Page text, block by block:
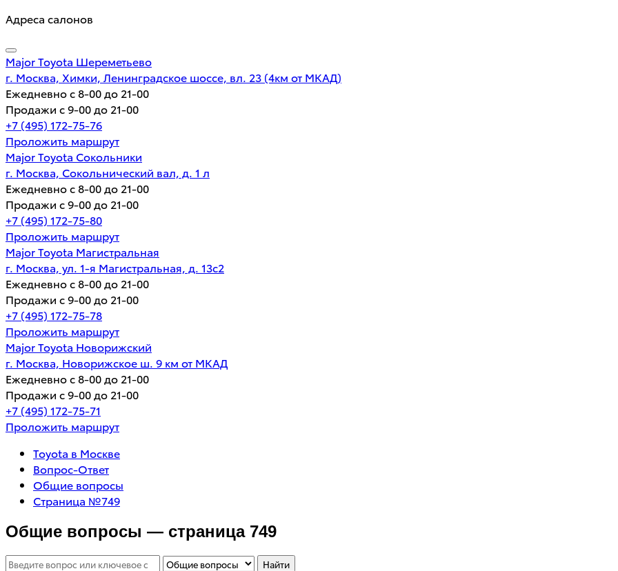
Адреса салонов
Major Toyota Шереметьево
г. Москва, Химки, Ленинградское шоссе, вл. 23 (4км от МКАД)
Ежедневно с 8-00 до 21-00
Продажи с 9-00 до 21-00
+7 (495) 172-75-76
Проложить маршрут
Major Toyota Сокольники
г. Москва, Сокольнический вал, д. 1 л
Ежедневно с 8-00 до 21-00
Продажи с 9-00 до 21-00
+7 (495) 172-75-80
Проложить маршрут
Major Toyota Магистральная
г. Москва, ул. 1-я Магистральная, д. 13с2
Ежедневно с 8-00 до 21-00
Продажи с 9-00 до 21-00
+7 (495) 172-75-78
Проложить маршрут
Major Toyota Новорижский
г. Москва, Новорижское ш. 9 км от МКАД
Ежедневно с 8-00 до 21-00
Продажи с 9-00 до 21-00
+7 (495) 172-75-71
Проложить маршрут
Toyota в Москве
Вопрос-Ответ
Общие вопросы
Страница №749
Общие вопросы — страница 749
Найти